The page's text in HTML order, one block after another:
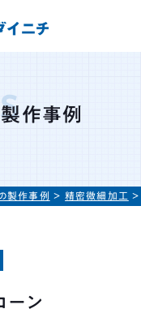
み
設備
作事例
製作事例 ＞精密微細加工 ＞
ーン